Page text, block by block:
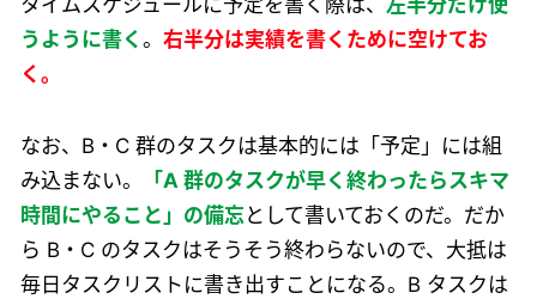
タイムスケジュールに予定を書く際は、 左半分だけ使
うように書く 。 右半分は実績を書くために空けてお
く。
なお、B・C 群のタスクは基本的には「予定」には組
み込まない。
「A 群のタスクが早く終わったらスキマ
時間にやること」の備忘として書いておくのだ。だか
ら B・C のタスクはそうそう終わらないので、大抵は
毎日タスクリストに書き出すことになる。B タスクは